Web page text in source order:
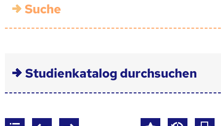
Suche
Studienkatalog durchsuchen